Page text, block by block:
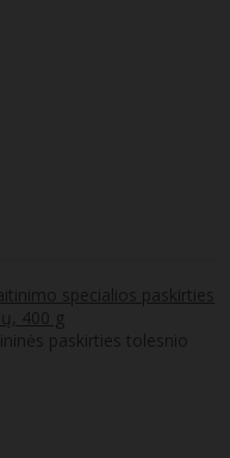
specialios paskirties
400 g
paskirties tolesnio